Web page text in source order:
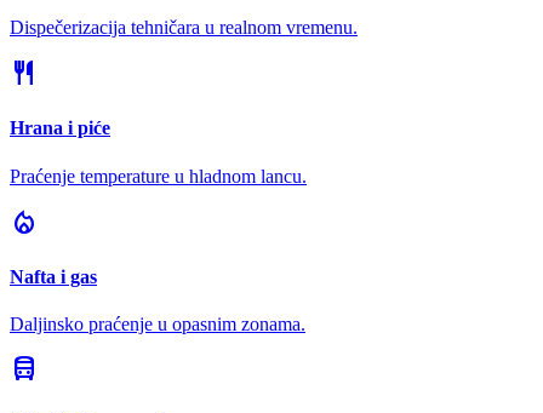
Dispečerizacija tehničara u realnom vremenu.
restaurant
Hrana i piće
Praćenje temperature u hladnom lancu.
local_fire_department
Nafta i gas
Daljinsko praćenje u opasnim zonama.
directions_bus